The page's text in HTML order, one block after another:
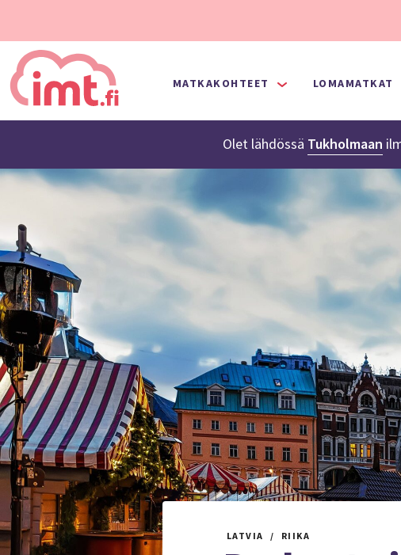
MATKAKOHTEET LOMAMATKAT
Olet lähdössä Tukholmaan
LATVIA RIIKA